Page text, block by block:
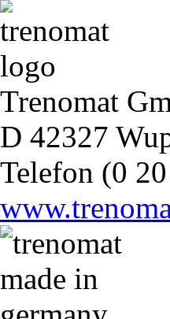
Trenomat
D 42327
Telefon (0